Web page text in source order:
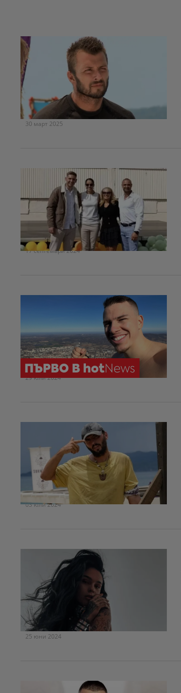
30 март 2025
17 септември 2024
29 юли 2024
03 юли 2024
25 юни 2024